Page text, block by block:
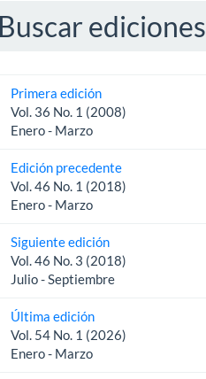
Buscar ediciones
Primera edición
Vol. 36 No. 1 (2008)
Enero - Marzo
Edición precedente
Vol. 46 No. 1 (2018)
Enero - Marzo
Siguiente edición
Vol. 46 No. 3 (2018)
Julio - Septiembre
Última edición
Vol. 54 No. 1 (2026)
Enero - Marzo